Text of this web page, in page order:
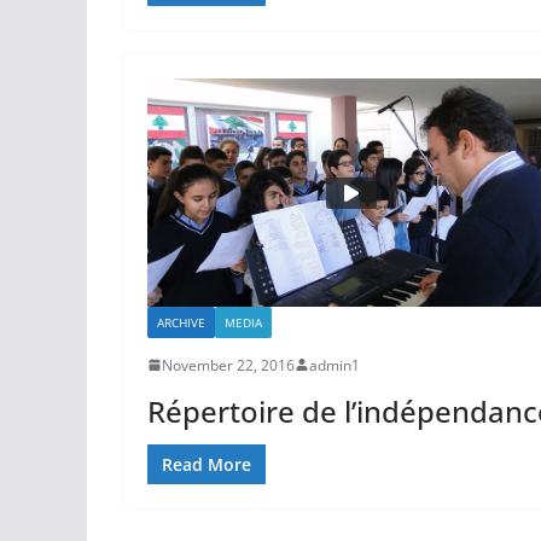
ARCHIVE MEDIA
November 22, 2016 admin1
Répertoire de
Read More